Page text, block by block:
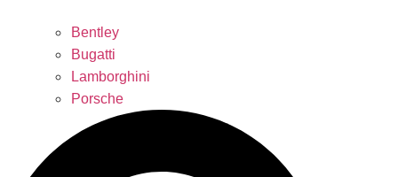
Bentley
Bugatti
Lamborghini
Porsche